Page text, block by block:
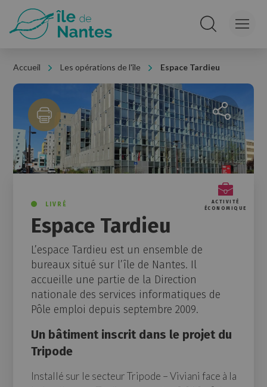
Accueil Les opérations de l'île Espace Tardieu
Partager la
ACTIVITÉ
ÉCONOMIQUE
LIVRÉ
Espace Tardieu
L’espace Tardieu est un ensemble de
bureaux situé sur l’île de Nantes. Il
accueille une partie de la Direction
nationale des services informatiques de
Pôle emploi depuis septembre 2009.
Un bâtiment inscrit dans le projet du
Tripode
Installé sur le secteur Tripode – Viviani face à la
Panneau de gestion des cookies